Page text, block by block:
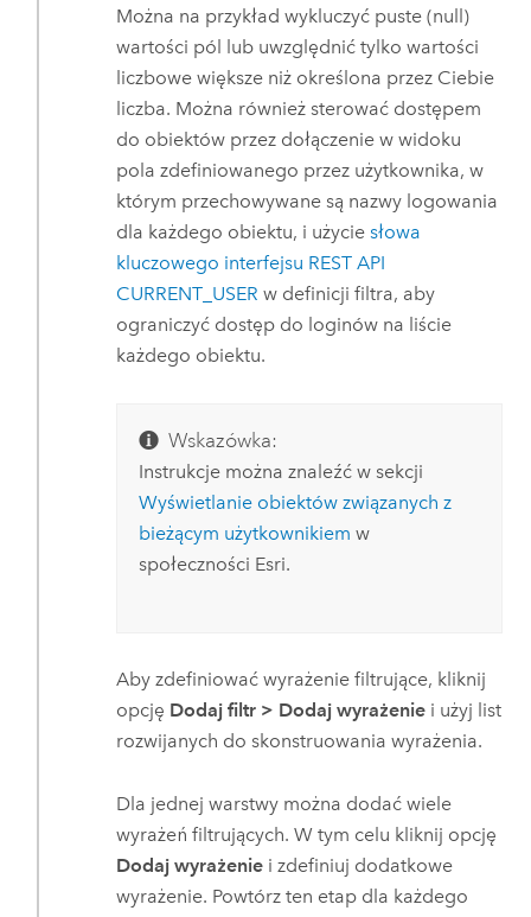
Można na przykład wykluczyć puste (null)
wartości pól lub uwzględnić tylko wartości
liczbowe większe niż określona przez Ciebie
liczba. Można również sterować dostępem
do obiektów przez dołączenie w widoku
pola zdefiniowanego przez użytkownika, w
którym przechowywane są nazwy logowania
dla każdego obiektu, i użyciesłowa
kluczowego interfejsu REST API
CURRENT_USER w definicji filtra, aby
ograniczyć dostęp do loginów na liście
każdego obiektu.
Wskazówka:
Instrukcje można znaleźć w sekcji
Wyświetlanie obiektów związanych z
bieżącym użytkownikiem w
społeczności Esri.
Aby zdefiniować wyrażenie filtrujące, kliknij
opcję Dodaj filtr > Dodaj wyrażenie i użyj list
rozwijanych do skonstruowania wyrażenia.
Dla jednej warstwy można dodać wiele
wyrażeń filtrujących. W tym celu kliknij opcję
Dodaj wyrażenie i zdefiniuj dodatkowe
wyrażenie. Powtórz ten etap dla każdego